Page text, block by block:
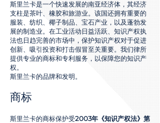
斯里兰卡是一个快速发展的南亚经济体，其经济
支柱是茶叶、橡胶和旅游业。该国还拥有重要的
服装、纺织、椰子制品、宝石产业，以及蓬勃发
展的制造业。在工业活动日益活跃、知识产权执
法也日趋完善的市场中，保护知识产权对于促进
创新、吸引投资和打击假冒至关重要。我们律所
提供专业的商标和专利服务，以保障您的知识产
权。
斯里兰卡的品牌和发明。
商标
斯里兰卡的商标保护受2003年《知识产权法》第